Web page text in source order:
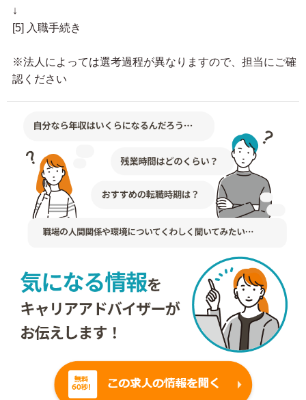
↓
[5] 入職手続き
※法人によっては選考過程が異なりますので、担当にご確
認ください